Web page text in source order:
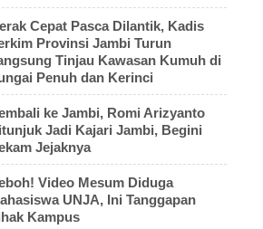
Cepat Pasca Dilantik, Kadis
Provinsi Jambi Turun
Tinjau Kawasan Kumuh di
Penuh dan Kerinci
ke Jambi, Romi Arizyanto
Jadi Kajari Jambi, Begini
Jejaknya
Video Mesum Diduga
UNJA, Ini Tanggapan
Kampus